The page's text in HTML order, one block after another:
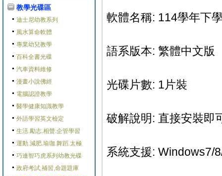
教學光碟區
迪士尼幼教系列
風水算命軟體
專業幼兒教學
百科全書光碟
汽車資料維修
漫畫小說佛經
電腦認證教學
醫學健康知識教學
外語學習英文檢定
生活.勵志.相聲.企管學習
運動.減肥.瑜珈.舞蹈.太極
巧連智巧虎系列幼教光碟
政府考試,補習,命題題庫
軟體名稱: 114學年下
語系版本: 繁體中文版
光碟片數: 1片裝
破解說明: 直接安裝即
系統支援: Windows7/